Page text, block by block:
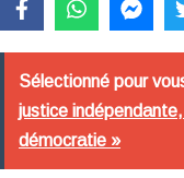
Sélectionné pour
justice
démocratie »